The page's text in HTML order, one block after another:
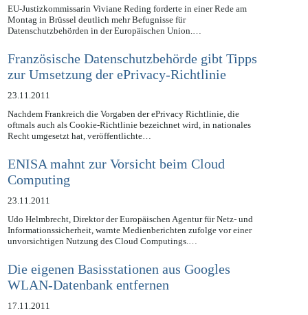
30.11.2011
EU-Justizkommissarin Viviane Reding forderte in einer Rede am
Montag in Brüssel deutlich mehr Befugnisse für
Französische Datenschutzbehörde gibt Tipps
zur Umsetzung der ePrivacy-Richtlinie
23.11.2011
Nachdem Frankreich die Vorgaben der ePrivacy Richtlinie, die
oftmals auch als Cookie-Richtlinie bezeichnet wird, in nationales
ENISA mahnt zur Vorsicht beim Cloud
Computing
23.11.2011
Udo Helmbrecht, Direktor der Europäischen Agentur für Netz- und
Informationssicherheit, warnte Medienberichten zufolge vor einer
Die eigenen Basisstationen aus Googles
WLAN-Datenbank entfernen